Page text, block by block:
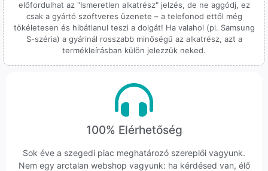
előfordulhat az "Ismeretlen alkatrész" jelzés, de ne aggódj, ez
csak a gyártó szoftveres üzenete – a telefonod ettől még
tökéletesen és hibátlanul teszi a dolgát! Ha valahol (pl. Samsung
S-széria) a gyárinál rosszabb minőségű az alkatrész, azt a
termékleírásban külön jelezzük neked.
100% Elérhetőség
Sok éve a szegedi piac meghatározó szereplői vagyunk.
Nem egy arctalan webshop vagyunk: ha kérdésed van, élő